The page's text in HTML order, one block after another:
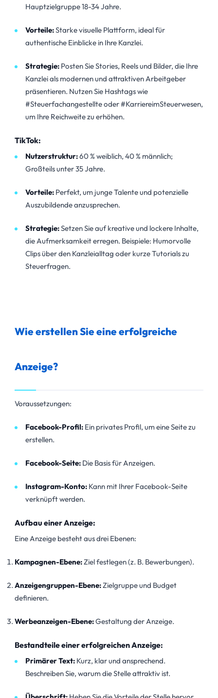
Hauptzielgruppe 18-34 Jahre.
Vorteile:Starke visuelle Plattform, ideal für
authentische Einblicke in Ihre Kanzlei.
Strategie: Posten Sie Stories, Reels und Bilder, die Ihre
Kanzlei als modernen und attraktiven Arbeitgeber
präsentieren. Nutzen Sie Hashtags wie
#Steuerfachangestellte oder #KarriereimSteuerwesen,
um Ihre Reichweite zu erhöhen.
TikTok:
Nutzerstruktur:60 % weiblich, 40 % männlich;
Großteils unter 35 Jahre.
Vorteile: Perfekt, um junge Talente und potenzielle
Auszubildende anzusprechen.
Strategie:Setzen Sie auf kreative und lockere Inhalte,
die Aufmerksamkeit erregen. Beispiele: Humorvolle
Clips über den Kanzleialltag oder kurze Tutorials zu
Steuerfragen.
Wie erstellen Sie eine erfolgreiche
Anzeige?
Voraussetzungen:
Facebook-Profil: Ein privates Profil, um eine Seite zu
erstellen.
Facebook-Seite: Die Basis für Anzeigen.
Instagram-Konto: Kann mit Ihrer Facebook-Seite
verknüpft werden.
Aufbau einer Anzeige:
Eine Anzeige besteht aus drei Ebenen:
Kampagnen-Ebene:Ziel festlegen (z. B. Bewerbungen).
Anzeigengruppen-Ebene:Zielgruppe und Budget
definieren.
Werbeanzeigen-Ebene:Gestaltung der Anzeige.
Bestandteile einer erfolgreichen Anzeige:
Primärer Text: Kurz, klar und ansprechend.
Beschreiben Sie, warum die Stelle attraktiv ist.